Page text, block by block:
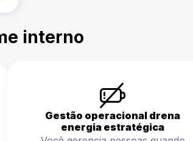
interno
Gestão operacional drena
energia estratégica